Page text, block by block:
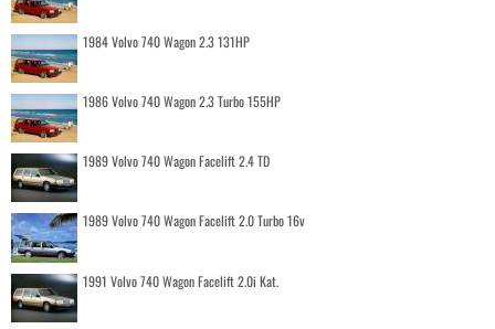
1984 Volvo 740 Wagon 2.3 131HP
1986 Volvo 740 Wagon 2.3 Turbo 155HP
1989 Volvo 740 Wagon Facelift 2.4 TD
1989 Volvo 740 Wagon Facelift 2.0 Turbo 16v
1991 Volvo 740 Wagon Facelift 2.0i Kat.